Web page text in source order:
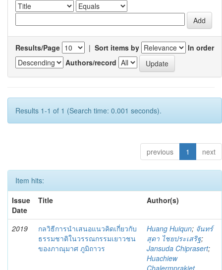
Results/Page | Sort items by
In order
Authors/record
Results 1-1 of 1 (Search time: 0.001 seconds).
previous 1 next
Item hits:
Issue
Date
Title Author(s)
2019
กลวิธีการนำเสนอแนวคิดเกี่ยวกับ
ธรรมชาติในวรรณกรรมเยาวชน
ของภาณุมาศ ภูมิถาวร
Huang Huiqun; จันทร์
สุดา ไชยประเสริฐ;
Jansuda Chiprasert;
Huachiew
Chalermprakiet